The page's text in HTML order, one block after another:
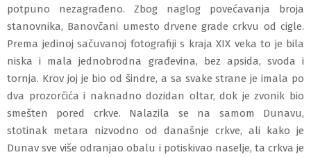
potpuno nezagrađeno. Zbog naglog povećavanja broja
stanovnika, Banovčani umesto drvene grade crkvu od cigle.
Prema jedinoj sačuvanoj fotografiji s kraja XIX veka to je bila
niska i mala jednobrodna građevina, bez apsida, svoda i
tornja. Krov joj je bio od šindre, a sa svake strane je imala po
dva prozorčića i naknadno dozidan oltar, dok je zvonik bio
smešten pored crkve. Nalazila se na samom Dunavu,
stotinak metara nizvodno od današnje crkve, ali kako je
Dunav sve više odranjao obalu i potiskivao naselje, ta crkva je